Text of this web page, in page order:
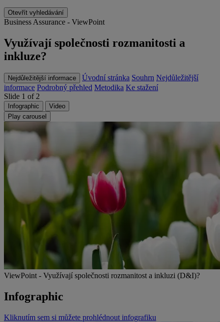
Otevřít vyhledávání
Business Assurance - ViewPoint
Využívají společnosti rozmanitosti a
inkluze?
Nejdůležitější informace Úvodní stránka Souhrn Nejdůležitější
informace Podrobný přehled Metodika Ke stažení
Slide 1 of 2
Infographic
Video
Play carousel
ViewPoint - Využívají společnosti rozmanitost a inkluzi (D&I)?
Infographic
Kliknutím sem si můžete prohlédnout infografiku